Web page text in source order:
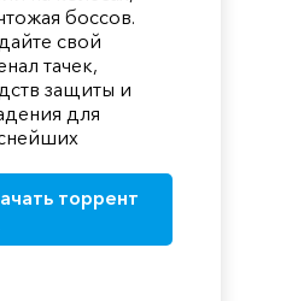
боссов.
свой
тачек,
защиты и
для
торрент